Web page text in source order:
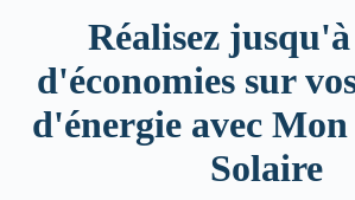
Réalisez
d'économies sur
d'énergie avec
Solaire